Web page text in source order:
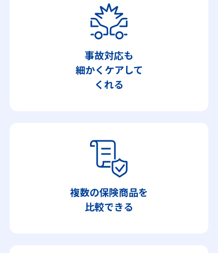
事故対応も
細かくケアして
くれる
複数の保険商品を
比較できる